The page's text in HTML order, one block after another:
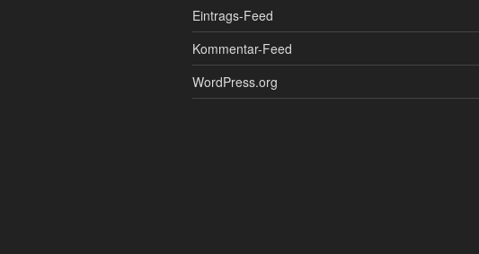
Eintrags-Feed
Kommentar-Feed
WordPress.org